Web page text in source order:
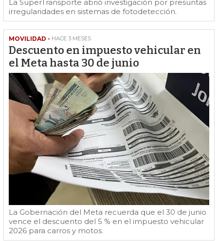
La SuperTransporte abrió investigación por presuntas
irregularidades en sistemas de fotodetección.
MOVILIDAD - HACE 3 MESES
Descuento en impuesto vehicular en
el Meta hasta 30 de junio
La Gobernación del Meta recuerda que el 30 de junio
vence el descuento del 5 % en el impuesto vehicular
2026 para carros y motos.